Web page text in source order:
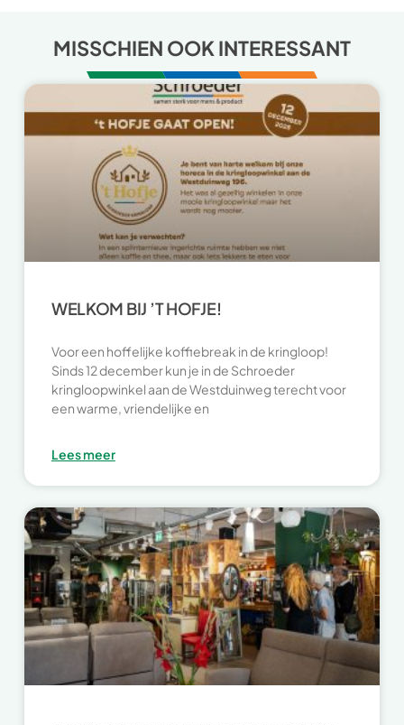
MISSCHIEN OOK INTERESSANT
WELKOM BIJ ’T HOFJE!
Voor een hoffelijke koffiebreak in de kringloop!
Sinds 12 december kun je in de Schroeder
kringloopwinkel aan de Westduinweg terecht voor
een warme, vriendelijke en
Lees meer